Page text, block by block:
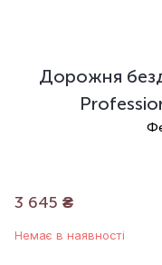
Дорожня
3 645 ₴
Немає в наявності